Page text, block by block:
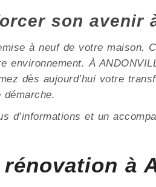
son avenir
à neuf de votre maison.
À
dès aujourd’hui votre
d’informations et un
à